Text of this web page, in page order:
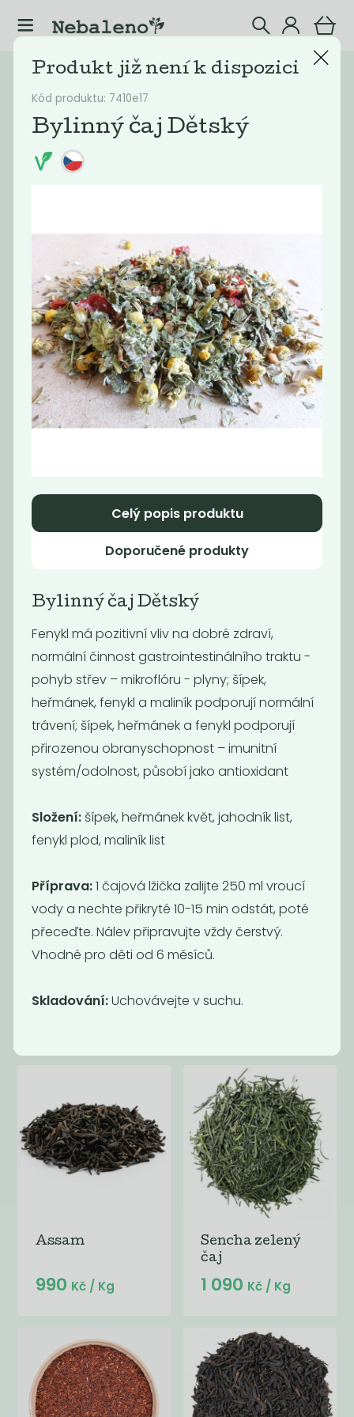
Katalog Potraviny
Filtrovat produkty
Doporučené
Momentálně
nedostupné
OBILNÉ KAFE
Momentálně
nedostupné
ŠPALDOVÉ
OBILNÉ KAFE
s
pampeliškovým...
722,22Kč/ Kg
Momentálně
nedostupné
Kafe čekankové
instantní bez...
990,91Kč/ Kg
Maté Cejlon černý
Assam
990 Kč / Kg
Sencha zelený
čaj
1 090 Kč / Kg
Kód produktu: 7410e17
Bylinný čaj Dětský
Produkt již není k dispozici
Celý popis produktu
Doporučené produkty
Bylinný čaj Dětský
Fenykl má pozitivní vliv na dobré zdraví,
normální činnost gastrointestinálního traktu -
pohyb střev – mikroflóru - plyny; šípek,
heřmánek, fenykl a maliník podporují normální
trávení; šípek, heřmánek a fenykl podporují
přirozenou obranyschopnost – imunitní
systém/odolnost, působí jako antioxidant
Složení:šípek, heřmánek květ, jahodník list,
fenykl plod, maliník list
Příprava:1 čajová lžička zalijte 250 ml vroucí
vody a nechte přikryté 10-15 min odstát, poté
přeceďte. Nálev připravujte vždy čerstvý.
Vhodné pro děti od 6 měsíců.
Skladování:Uchovávejte v suchu.